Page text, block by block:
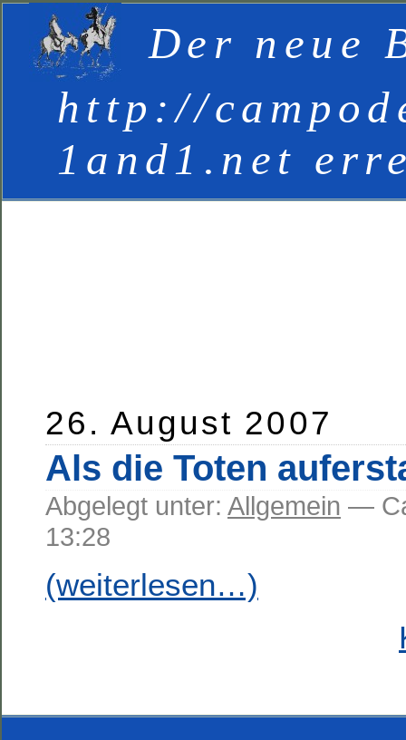
Der neue
http://
1and1.net
26. August 2007
Als die Toten
Abgelegt unter: Allgemein —
13:28
(weiterlesen…)